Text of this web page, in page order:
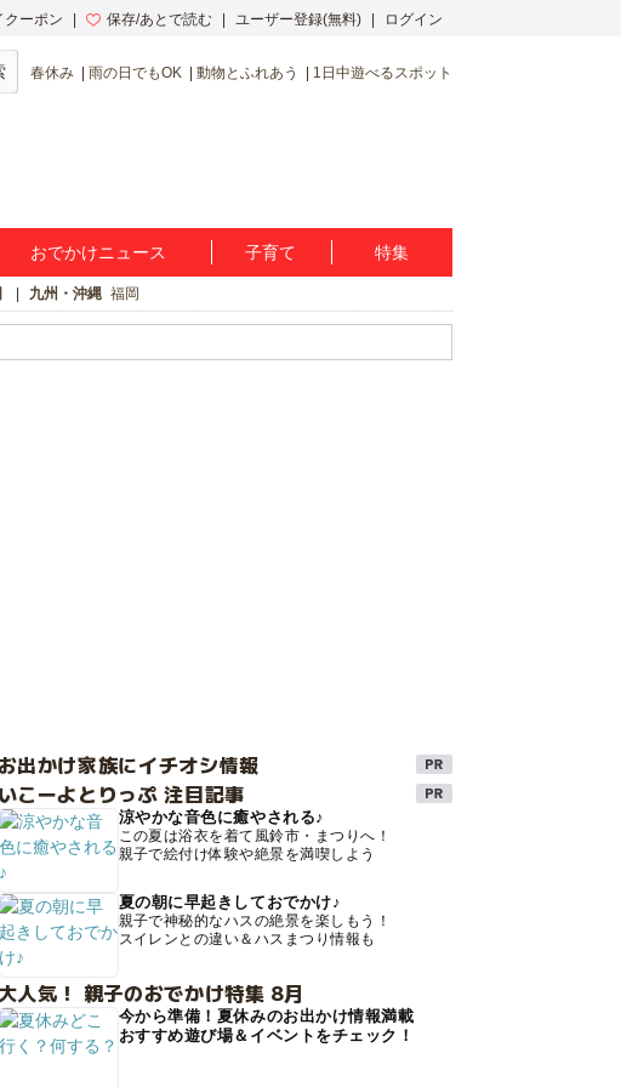
クーポン 保存/あとで読む ユーザー登録(無料) ログイン
春休み 雨の日でもOK 動物とふれあう 1日中遊べるスポット
おでかけニュース 子育て 特集
九州・沖縄 福岡
出かけ家族にイチオシ情報
いこーよとりっぷ 注目記事
涼やかな音色に癒やされる♪
この夏は浴衣を着て風鈴市・まつりへ！
親子で絵付け体験や絶景を満喫しよう
夏の朝に早起きしておでかけ♪
親子で神秘的なハスの絶景を楽しもう！
スイレンとの違い＆ハスまつり情報も
大人気！ 親子のおでかけ特集 8月
今から準備！夏休みのお出かけ情報満載
おすすめ遊び場＆イベントをチェック！